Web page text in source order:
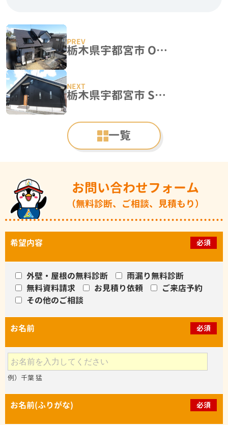
栃木県宇都宮市 O様邸 屋根塗装・外壁塗装工事
一覧
栃木県宇都宮市 S様邸 サイディング張り替え・外壁塗装工事
お問い合わせフォーム
（無料診断、ご相談、見積もり）
希望内容 必須
外壁・屋根の無料診断
雨漏り無料診断
無料資料請求
お見積り依頼
ご来店予約
その他のご相談
お名前 必須
例）千葉 猛
お名前(ふりがな) 必須